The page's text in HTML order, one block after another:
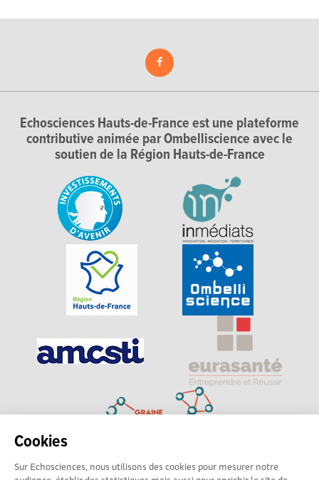
Cookies
Sur Echosciences, nous utilisons des cookies pour mesurer notre
Echosciences Hauts-de-France est une plateforme
contributive animée par Ombelliscience avec le
soutien de la Région Hauts-de-France
Explorer, s’exprimer, rentrer en contact : Echosciences